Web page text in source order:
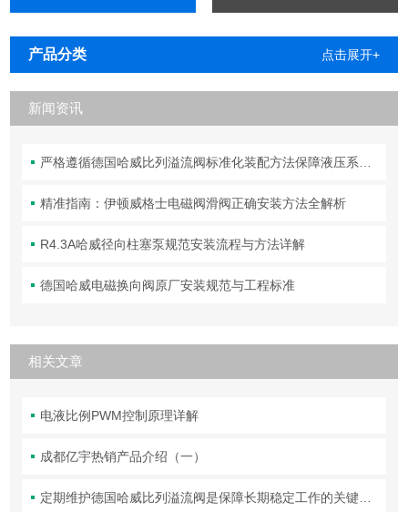
产品分类 点击展开+
新闻资讯
严格遵循德国哈威比列溢流阀标准化装配方法保障液压系统压力调控精准可靠
精准指南：伊顿威格士电磁阀滑阀正确安装方法全解析
R4.3A哈威径向柱塞泵规范安装流程与方法详解
德国哈威电磁换向阀原厂安装规范与工程标准
相关文章
电液比例PWM控制原理详解
成都亿宇热销产品介绍（一）
定期维护德国哈威比列溢流阀是保障长期稳定工作的关键举措